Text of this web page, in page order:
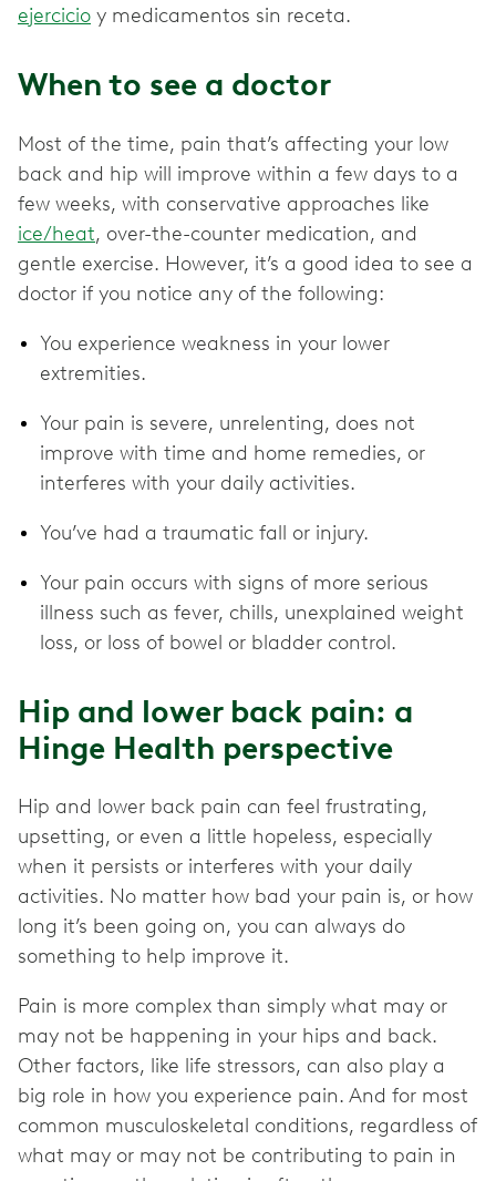
ejercicio y medicamentos sin receta.
When to see a doctor
Most of the time, pain that’s affecting your low
back and hip will improve within a few days to a
few weeks, with conservative approaches like
ice/heat, over-the-counter medication, and
gentle exercise. However, it’s a good idea to see a
doctor if you notice any of the following:
You experience weakness in your lower
extremities.
Your pain is severe, unrelenting, does not
improve with time and home remedies, or
interferes with your daily activities.
You’ve had a traumatic fall or injury.
Your pain occurs with signs of more serious
illness such as fever, chills, unexplained weight
loss, or loss of bowel or bladder control.
Hip and lower back pain: a
Hinge Health perspective
Hip and lower back pain can feel frustrating,
upsetting, or even a little hopeless, especially
when it persists or interferes with your daily
activities. No matter how bad your pain is, or how
long it’s been going on, you can always do
something to help improve it.
Pain is more complex than simply what may or
may not be happening in your hips and back.
Other factors, like life stressors, can also play a
big role in how you experience pain. And for most
common musculoskeletal conditions, regardless of
what may or may not be contributing to pain in